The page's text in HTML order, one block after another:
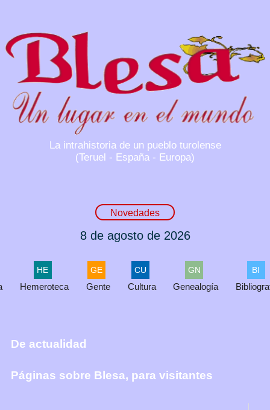
La intrahistoria de un pueblo turolense
(Teruel - España - Europa)
Novedades
8 de agosto de 2026
HE
Hemeroteca
GE
Gente
CU
Cultura
GN
Genealogía
BI
De actualidad
Páginas sobre Blesa, para visitantes